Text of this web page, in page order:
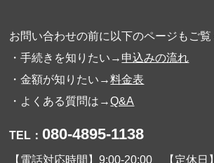
お問い合わせの前に以下のページもご覧
・手続きを知りたい→ 申込みの流れ
・金額が知りたい→料金表
・よくある質問は→Q&A
TEL： 080-4895-1138
【電話対応時間】9:00-20:00 【定休